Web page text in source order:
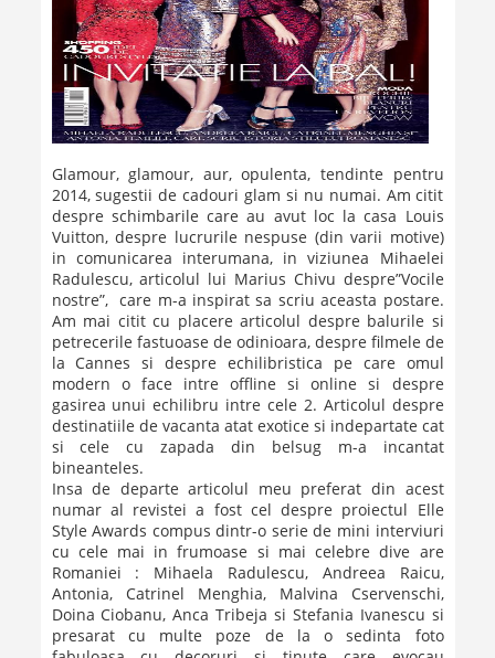
Glamour, glamour, aur, opulenta, tendinte pentru
2014, sugestii de cadouri glam si nu numai. Am citit
despre schimbarile care au avut loc la casa Louis
Vuitton, despre lucrurile nespuse (din varii motive)
in comunicarea interumana, in viziunea Mihaelei
Radulescu, articolul lui Marius Chivu despre”Vocile
nostre”, care m-a inspirat sa scriu aceasta postare.
Am mai citit cu placere articolul despre balurile si
petrecerile fastuoase de odinioara, despre filmele de
la Cannes si despre echilibristica pe care omul
modern o face intre offline si online si despre
gasirea unui echilibru intre cele 2. Articolul despre
destinatiile de vacanta atat exotice si indepartate cat
si cele cu zapada din belsug m-a incantat
bineanteles.
Insa de departe articolul meu preferat din acest
numar al revistei a fost cel despre proiectul Elle
Style Awards compus dintr-o serie de mini interviuri
cu cele mai in frumoase si mai celebre dive are
Romaniei : Mihaela Radulescu, Andreea Raicu,
Antonia, Catrinel Menghia, Malvina Cservenschi,
Doina Ciobanu, Anca Tribeja si Stefania Ivanescu si
presarat cu multe poze de la o sedinta foto